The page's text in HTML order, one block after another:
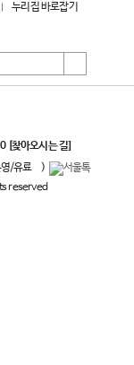
누리집 바로잡기
[찾아오시는 길]
/유료
)
reserved